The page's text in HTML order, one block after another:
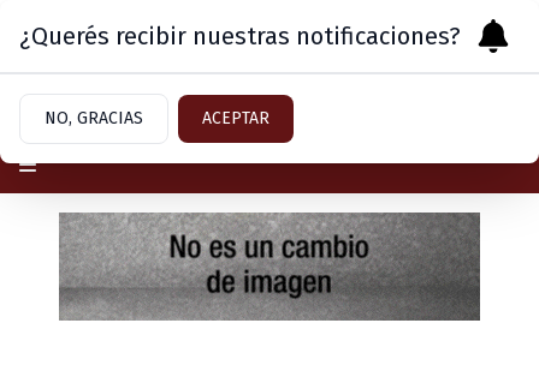
Viernes 7 de Agosto
¿Querés recibir nuestras notificaciones?
NO, GRACIAS ACEPTAR